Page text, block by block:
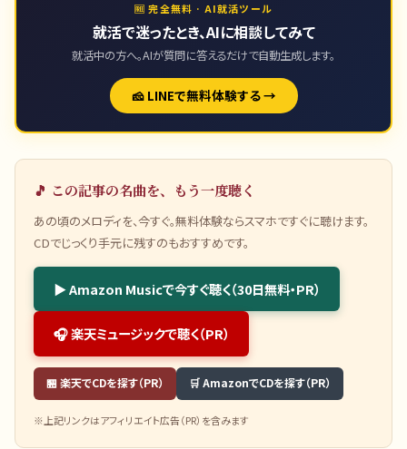
🆓 完全無料 · AI就活ツール
就活で迷ったとき、AIに相談してみて
就活中の方へ。AIが質問に答えるだけで自動生成します。
🧀 LINEで無料体験する →
🎵 この記事の名曲を、もう一度聴く
あの頃のメロディを、今すぐ。無料体験ならスマホですぐに聴けます。
CDでじっくり手元に残すのもおすすめです。
▶ Amazon Musicで今すぐ聴く（30日無料・PR）
🎧 楽天ミュージックで聴く（PR）
🏪 楽天でCDを探す（PR） 🛒 AmazonでCDを探す（PR）
※上記リンクはアフィリエイト広告（PR）を含みます